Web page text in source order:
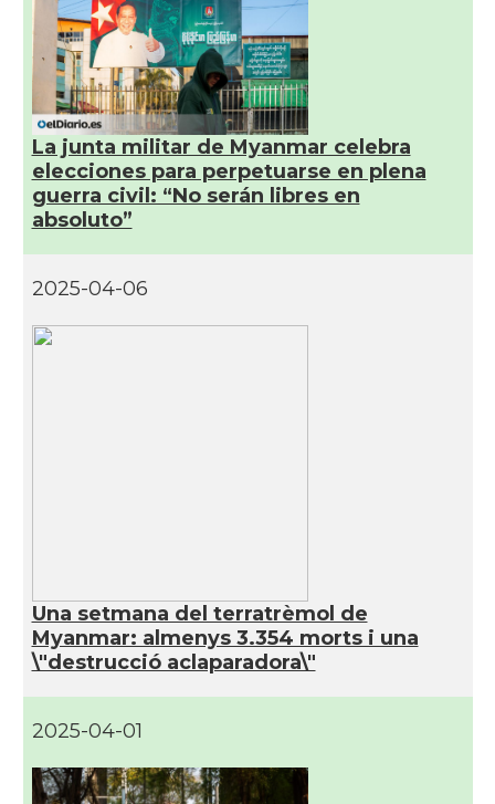
La junta militar de Myanmar celebra
elecciones para perpetuarse en plena
guerra civil: “No serán libres en
absoluto”
2025-04-06
Una setmana del terratrèmol de
Myanmar: almenys 3.354 morts i una
\"destrucció aclaparadora\"
2025-04-01